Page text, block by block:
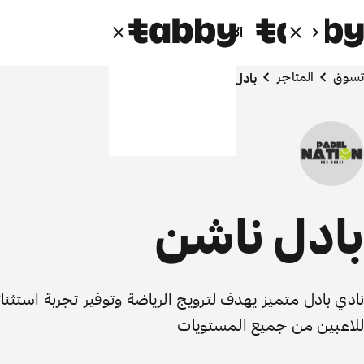
الأفراد الشركاء
تسوق المتاجر بادل ناشن
بادل ناشن
نادي بادل متميز يهدف لترويج الرياضة وتوفير تجربة
للاعبين من جميع المستويات